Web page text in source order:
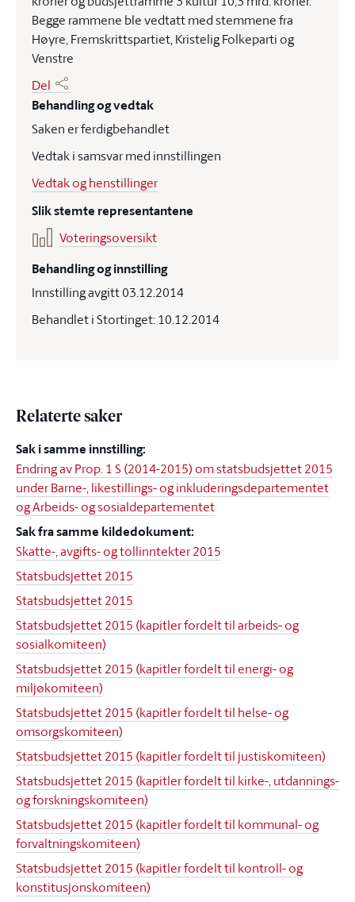
Begge rammene ble vedtatt med stemmene fra
Høyre, Fremskrittspartiet, Kristelig Folkeparti og
Venstre
Del
Behandling og vedtak
Saken er ferdigbehandlet
Vedtak i samsvar med innstillingen
Vedtak og henstillinger
Slik stemte representantene
Voteringsoversikt
Behandling og innstilling
Innstilling avgitt 03.12.2014
Behandlet i Stortinget: 10.12.2014
Relaterte saker
Sak i samme innstilling:
Endring av Prop. 1 S (2014-2015) om statsbudsjettet 2015
under Barne-, likestillings- og inkluderingsdepartementet
og Arbeids- og sosialdepartementet
Sak fra samme kildedokument:
Skatte-, avgifts- og tollinntekter 2015
Statsbudsjettet 2015
Statsbudsjettet 2015
Statsbudsjettet 2015 (kapitler fordelt til arbeids- og
sosialkomiteen)
Statsbudsjettet 2015 (kapitler fordelt til energi- og
miljøkomiteen)
Statsbudsjettet 2015 (kapitler fordelt til helse- og
omsorgskomiteen)
Statsbudsjettet 2015 (kapitler fordelt til justiskomiteen)
Statsbudsjettet 2015 (kapitler fordelt til kirke-, utdannings-
og forskningskomiteen)
Statsbudsjettet 2015 (kapitler fordelt til kommunal- og
forvaltningskomiteen)
Statsbudsjettet 2015 (kapitler fordelt til kontroll- og
konstitusjonskomiteen)